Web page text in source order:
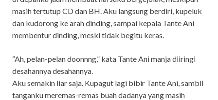
masih tertutup CD dan BH. Aku langsung berdiri, kupeluk
dan kudorong ke arah dinding, sampai kepala Tante Ani
membentur dinding, meski tidak begitu keras.
“Ah, pelan-pelan doonnng,” kata Tante Ani manja diiringi
desahannya desahannya.
Aku semakin liar saja. Kupagut lagi bibir Tante Ani, sambil
tanganku meremas-remas buah dadanya yang masih